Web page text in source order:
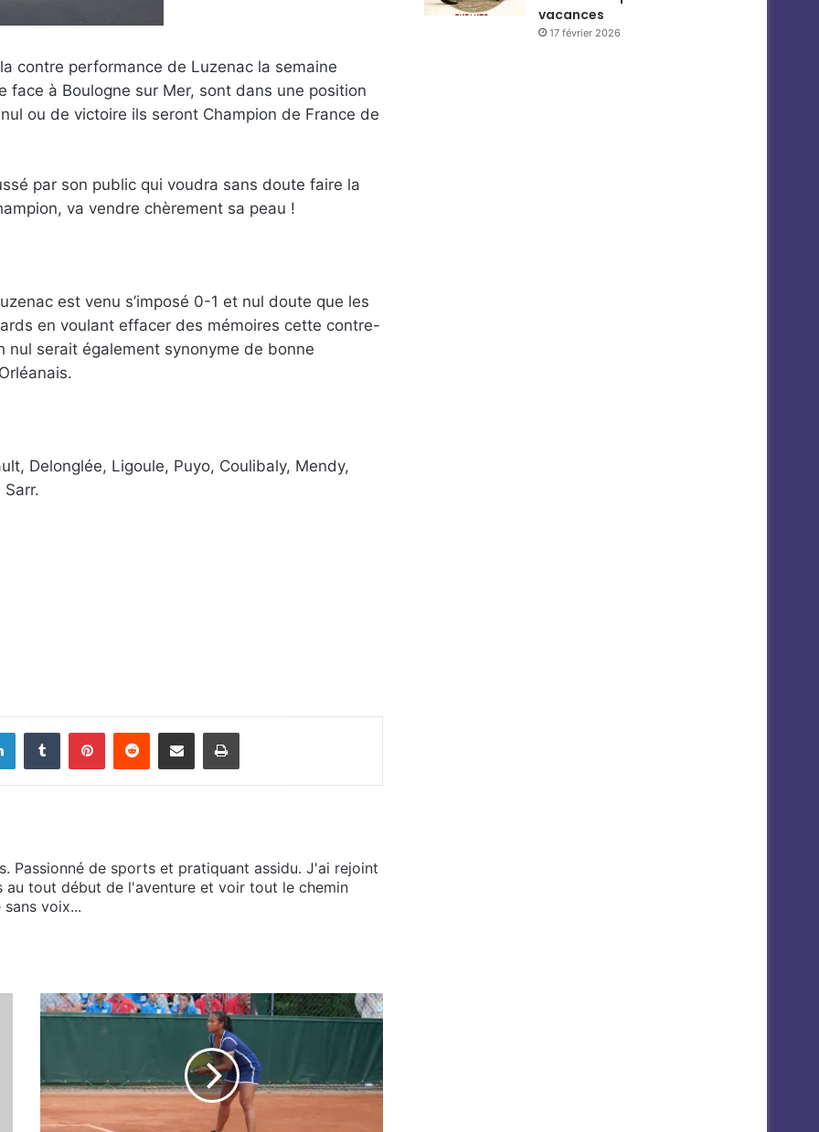
contre performance de Luzenac la semaine
face à Boulogne sur Mer, sont dans une position
ou de victoire ils seront Champion de France de
par son public qui voudra sans doute faire la
va vendre chèrement sa peau !
est venu s’imposé 0-1 et nul doute que les
en voulant effacer des mémoires cette contre-
serait également synonyme de bonne
Delonglée, Ligoule, Puyo, Coulibaly, Mendy,
Passionné de sports et pratiquant assidu. J'ai rejoint
au tout début de l'aventure et voir tout le chemin
voix...
vacances
17 février 2026